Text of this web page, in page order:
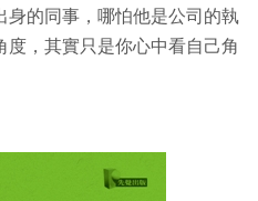
身的同事，哪怕他是公司的執
，其實只是你心中看自己角